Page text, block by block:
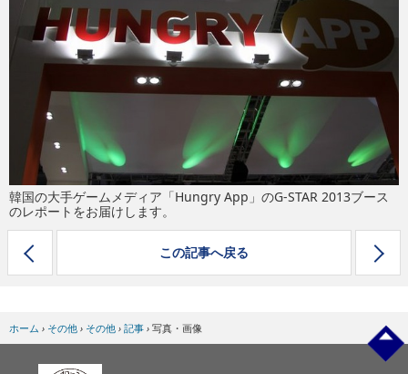
韓国の大手ゲームメディア「Hungry App」のG-STAR 2013ブース
のレポートをお届けします。
この記事へ戻る
ホーム › その他 › その他 › 記事 › 写真・画像